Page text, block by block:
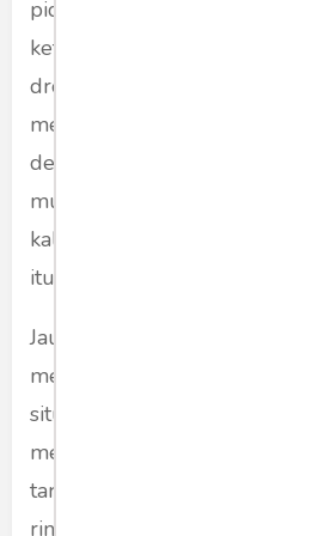
pidato dalam peringatan
keterangan bahkwa
drone sendiri. Dan Hizbullah
memodifikasi rudal-rudal
dengan presisi tinggi.
musuhnya, Hassan Nasrallah
kalau ada yang ingin
itu untuk mengajukan
Jauh sebelum drone Hassan
menyatroni Israel,
situs-situs penting milik Israel
menjadi target kalau terjadi
target situs yang
rinci dan jelas.